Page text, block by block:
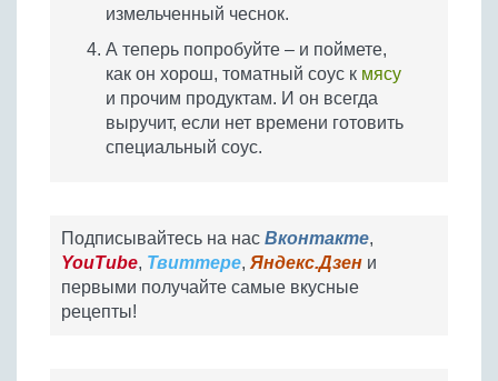
измельченный чеснок.
А теперь попробуйте – и поймете,
как он хорош, томатный соус к мясу
и прочим продуктам. И он всегда
выручит, если нет времени готовить
специальный соус.
Подписывайтесь на нас Вконтакте,
YouTube, Твиттере, Яндекс.Дзен и
первыми получайте самые вкусные
рецепты!